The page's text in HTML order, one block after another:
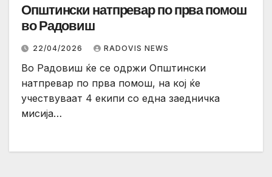
Општински натпревар по прва помош
во Радовиш
22/04/2026 RADOVIS NEWS
Во Радовиш ќе се одржи Општински
натпревар по прва помош, на кој ќе
учествуваат 4 екипи со една заедничка
мисија…